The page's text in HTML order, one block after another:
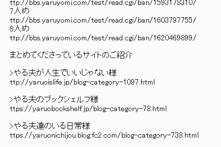
ttp://bbs.yaruyomi.com/test/read.cgi/ban/1593178310/
7人め
ttp://bbs.yaruyomi.com/test/read.cgi/ban/1603797755/
8人め
ttp://bbs.yaruyomi.com/test/read.cgi/ban/1620469899/
まとめてくださっているサイトのご紹介
>やる夫が人生でいい
ttp://yaruoislife.jp/blog-category-
>やる夫のブックシェルフ様 /
ttps://yaruobookshelf.jp/blog-category-
>やる夫達のいる日常様
ttps://yaruonichijou.blog.fc2.com/blog-